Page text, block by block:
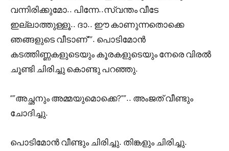
വന്നിരിക്കുമോ.. പിന്നേ..സ്വന്തം വീടേ
ഇല്ലാത്തുള്ളൂ.. ദാ.. ഈ കാണുന്നതൊക്കെ
ഞങ്ങളുടെ വീടാണ്””. പൊടിമോൻ
കടത്തിണ്ണകളുടെയും കൂരകളുടെയും നേരെ വിരൽ
ചൂണ്ടി ചിരിച്ചു കൊണ്ടു പറഞ്ഞു.
“”അച്ഛനും അമ്മയുമൊക്കെ?””.. അംജത് വീണ്ടും
ചോദിച്ചു.
പൊടിമോൻ വീണ്ടും ചിരിച്ചു. തിങ്കളും ചിരിച്ചു.